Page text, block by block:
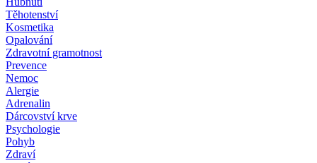
Těhotenství
Kosmetika
Opalování
Zdravotní gramotnost
Prevence
Nemoc
Alergie
Adrenalin
Dárcovství krve
Psychologie
Pohyb
Zdraví